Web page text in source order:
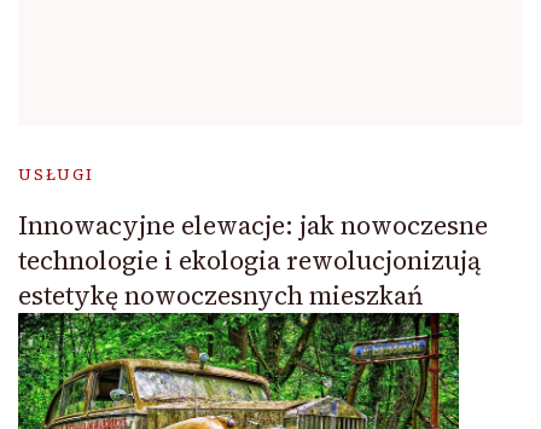
USŁUGI
Innowacyjne elewacje: jak nowoczesne
technologie i ekologia rewolucjonizują
estetykę nowoczesnych mieszkań